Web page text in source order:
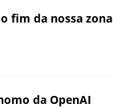
fim da nossa zona
da OpenAI